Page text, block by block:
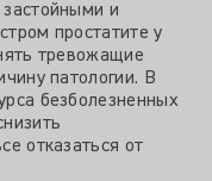
и
простатите у
тревожащие
патологии. В
безболезненных
отказаться от